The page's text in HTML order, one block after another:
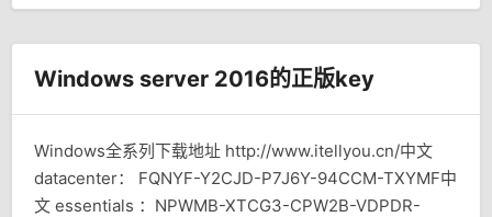
Windows server 2016的正版key
Windows全系列下载地址 http://www.itellyou.cn/中文
datacenter： FQNYF-Y2CJD-P7J6Y-94CCM-TXYMF中
文 essentials ：NPWMB-XTCG3-CPW2B-VDPDR-